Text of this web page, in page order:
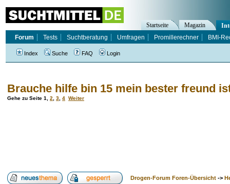
Brauche hilfe bin 15 mein bester freund
Gehe zu Seite 1 2 3 4 Weiter
Drogen-Forum Foren-Übersicht ->
Startseite Magazin
Forum
Tests Suchtberatung Umfragen Promillerechner BMI-
Index Suche FAQ Login